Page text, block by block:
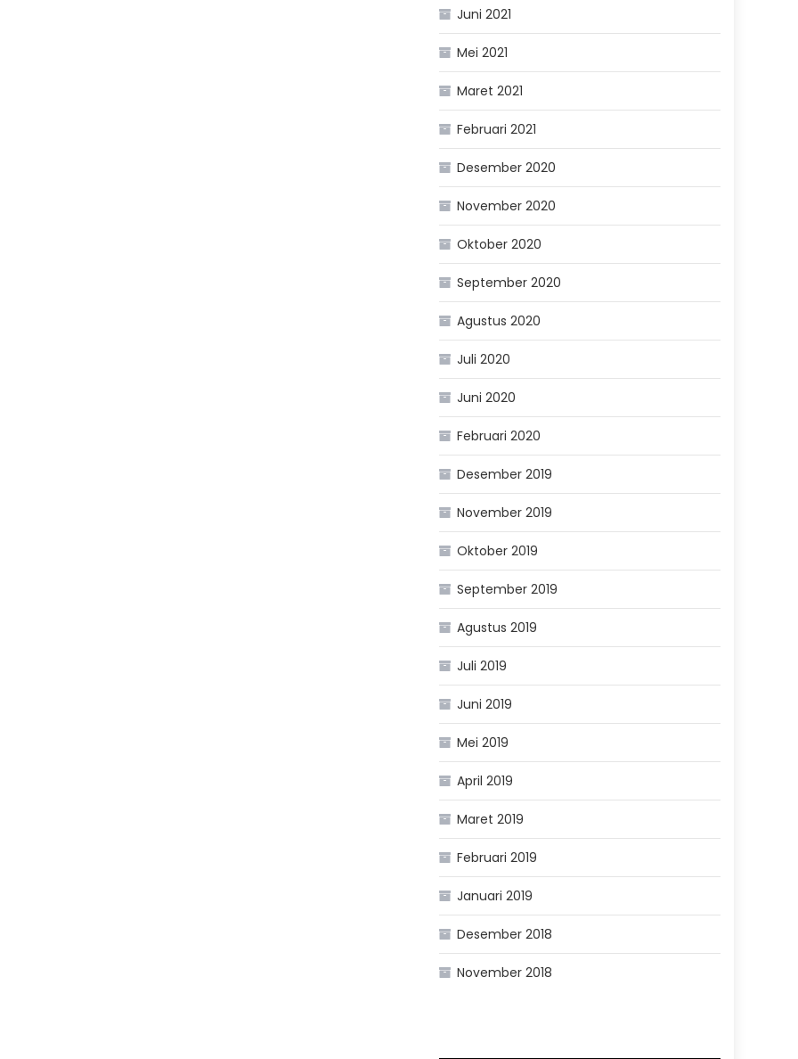
Juni 2021
Mei 2021
Maret 2021
Februari 2021
Desember 2020
November 2020
Oktober 2020
September 2020
Agustus 2020
Juli 2020
Juni 2020
Februari 2020
Desember 2019
November 2019
Oktober 2019
September 2019
Agustus 2019
Juli 2019
Juni 2019
Mei 2019
April 2019
Maret 2019
Februari 2019
Januari 2019
Desember 2018
November 2018